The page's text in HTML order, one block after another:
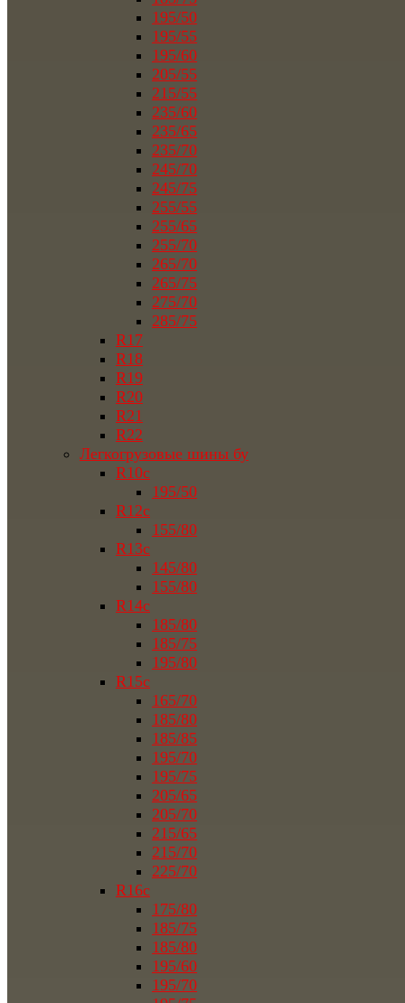
195/50
195/55
195/60
205/55
215/55
235/60
235/65
235/70
245/70
245/75
255/55
255/65
255/70
265/70
265/75
275/70
285/75
R17
R18
R19
R20
R21
R22
Легкогрузовые шины бу
R10c
195/50
R12c
155/80
R13c
145/80
155/80
R14c
185/80
185/75
195/80
R15c
165/70
185/80
185/85
195/70
195/75
205/65
205/70
215/65
215/70
225/70
R16c
175/80
185/75
185/80
195/60
195/70